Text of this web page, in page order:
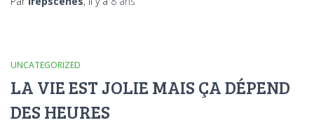
UNCATEGORIZED
LA VIE EST JOLIE MAIS ÇA DÉPEND
DES HEURES